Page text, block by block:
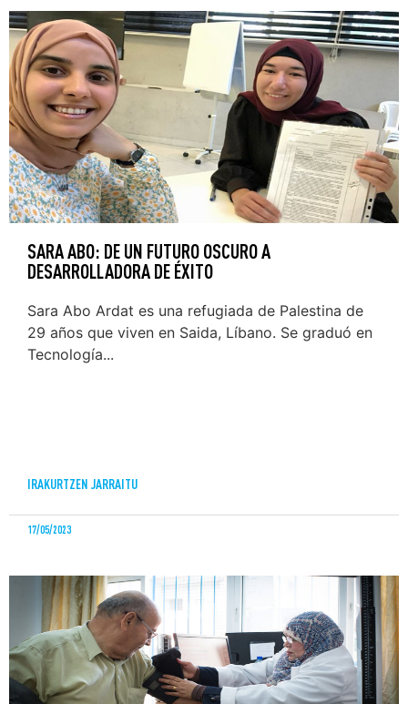
SARA ABO: DE UN FUTURO OSCURO A
DESARROLLADORA DE ÉXITO
Sara Abo Ardat es una refugiada de Palestina de
29 años que viven en Saida, Líbano. Se graduó en
Tecnología...
IRAKURTZEN JARRAITU
17/05/2023